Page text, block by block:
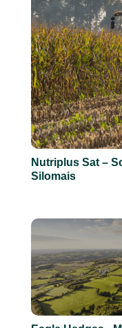
Nutriplus Sat –
Silomais